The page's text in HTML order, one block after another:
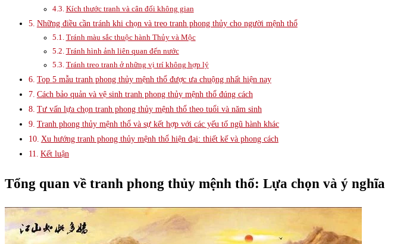
Kích thước tranh và cân đối không gian
Những điều cần tránh khi chọn và treo tranh phong thủy cho người mệnh thổ
Tránh màu sắc thuộc hành Thủy và Mộc
Tránh hình ảnh liên quan đến nước
Tránh treo tranh ở những vị trí không hợp lý
Top 5 mẫu tranh phong thủy mệnh thổ được ưa chuộng nhất hiện nay
Cách bảo quản và vệ sinh tranh phong thủy mệnh thổ đúng cách
Tư vấn lựa chọn tranh phong thủy mệnh thổ theo tuổi và năm sinh
Tranh phong thủy mệnh thổ và sự kết hợp với các yếu tố ngũ hành khác
Xu hướng tranh phong thủy mệnh thổ hiện đại: thiết kế và phong cách
Kết luận
Tổng quan về tranh phong thủy mệnh thổ: Lựa chọn và ý nghĩa